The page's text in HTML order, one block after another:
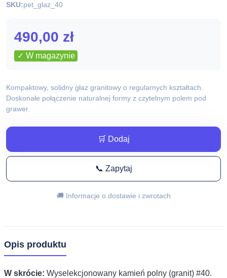
SKU:pet_glaz_40
490,00 zł
✓ W magazynie
Kompaktowy, solidny głaz granitowy o regularnych kształtach.
Doskonałe połączenie naturalnej formy z czytelnym polem pod
grawer.
🛒 Dodaj
📞 Zapytaj
🚚 Informacje o dostawie i zwrotach
Opis produktu
W skrócie: Wyselekcjonowany kamień polny (granit) #40.